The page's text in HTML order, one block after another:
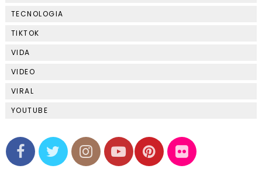
TECNOLOGIA
TIKTOK
VIDA
VIDEO
VIRAL
YOUTUBE